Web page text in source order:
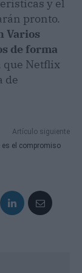
y el
pronto.
Varios
de forma
que Netflix
de
Artículo siguiente
es el compromiso